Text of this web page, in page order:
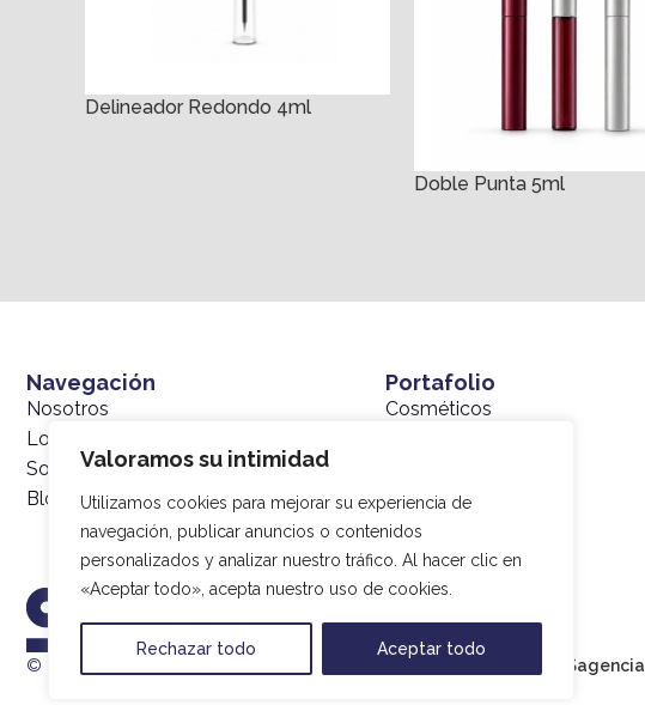
Valoramos su intimidad
Utilizamos cookies para mejorar su experiencia de
navegación, publicar anuncios o contenidos
personalizados y analizar nuestro tráfico. Al hacer clic en
«Aceptar todo», acepta nuestro uso de cookies.
Rechazar todo Aceptar todo
Delineador Redondo 4ml
Doble Punta 5ml
Navegación
Nosotros
Lo que hacemos
Sostenibilidad
Blog
Portafolio
Cosméticos
© 2025 SIMEX | | Desarrollado por 20Sagencia